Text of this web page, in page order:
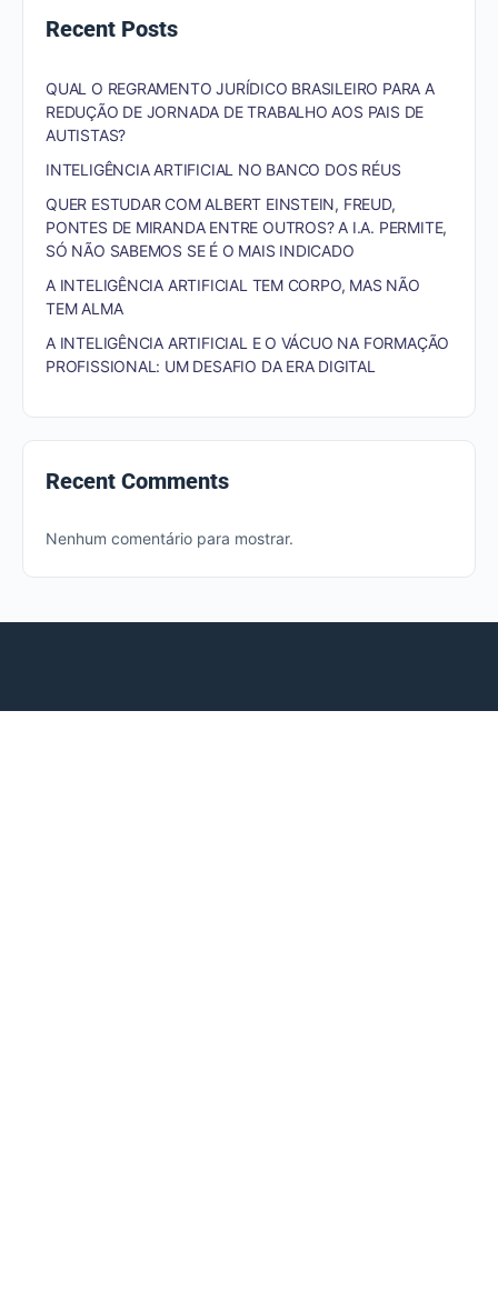
Recent Posts
QUAL O REGRAMENTO JURÍDICO BRASILEIRO PARA A
REDUÇÃO DE JORNADA DE TRABALHO AOS PAIS DE
AUTISTAS?
INTELIGÊNCIA ARTIFICIAL NO BANCO DOS RÉUS
QUER ESTUDAR COM ALBERT EINSTEIN, FREUD,
PONTES DE MIRANDA ENTRE OUTROS? A I.A. PERMITE,
SÓ NÃO SABEMOS SE É O MAIS INDICADO
A INTELIGÊNCIA ARTIFICIAL TEM CORPO, MAS NÃO
TEM ALMA
A INTELIGÊNCIA ARTIFICIAL E O VÁCUO NA FORMAÇÃO
PROFISSIONAL: UM DESAFIO DA ERA DIGITAL
Recent Comments
Nenhum comentário para mostrar.